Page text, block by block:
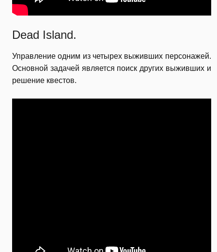
Dead Island.
Управление одним из четырех выживших персонажей.
Основной задачей является поиск других выживших и
решение квестов.